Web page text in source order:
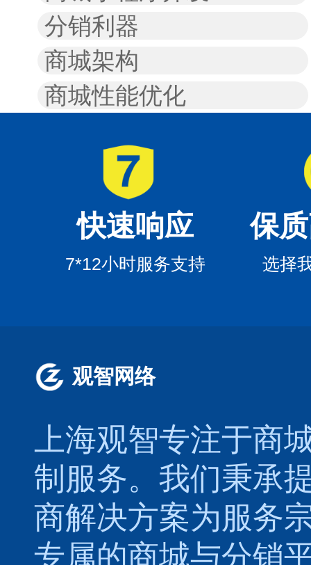
分销利器
商城架构
商城性能优化
快速响应
7*12小时服务支持
保
选择
观智网络
上海观智专注于商
制 服务。我们秉承
商解决方案为服务
专属的商城与分销